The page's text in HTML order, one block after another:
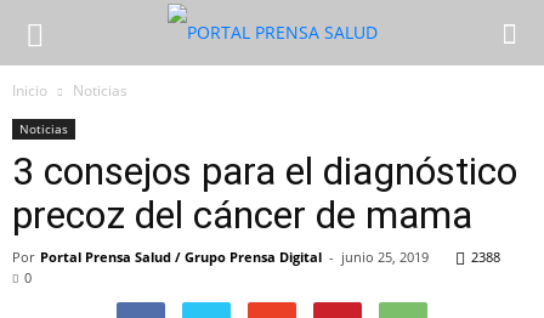
Inicio Noticias
Noticias
3 consejos para el diagnóstico
precoz del cáncer de mama
Por Portal Prensa Salud / Grupo Prensa Digital - junio 25, 2019
2388
0